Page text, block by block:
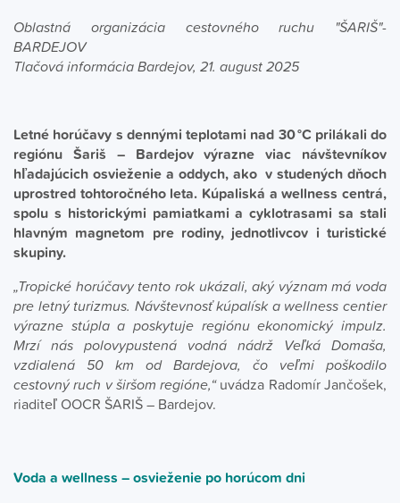
Oblastná organizácia cestovného ruchu "ŠARIŠ"-
BARDEJOV
Tlačová informácia Bardejov, 21. august 2025
Letné horúčavy s dennými teplotami nad 30 °C prilákali do
regiónu Šariš – Bardejov výrazne viac návštevníkov
hľadajúcich osvieženie a oddych, ako v studených dňoch
uprostred tohtoročného leta. Kúpaliská a wellness centrá,
spolu s historickými pamiatkami a cyklotrasami sa stali
hlavným magnetom pre rodiny, jednotlivcov i turistické
skupiny.
„Tropické horúčavy tento rok ukázali, aký význam má voda
pre letný turizmus. Návštevnosť kúpalísk a wellness centier
výrazne stúpla a poskytuje regiónu ekonomický impulz.
Mrzí nás polovypustená vodná nádrž Veľká Domaša,
vzdialená 50 km od Bardejova, čo veľmi poškodilo
cestovný ruch v širšom regióne,“uvádza Radomír Jančošek,
riaditeľ OOCR ŠARIŠ – Bardejov.
Voda a wellness – osvieženie po horúcom dni